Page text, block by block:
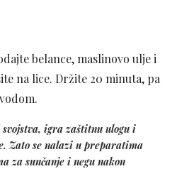
belance, maslinovo ulje i
na lice. Držite 20 minuta, pa
igra zaštitnu ulogu i
Zato se nalazi u preparatima
za sunčanje i negu nakon